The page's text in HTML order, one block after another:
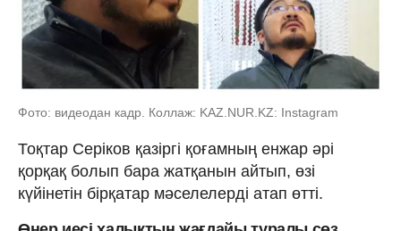
Фото: видеодан кадр. Коллаж: KAZ.NUR.KZ: Instagram
Тоқтар Серіков қазіргі қоғамның енжар әрі
қорқақ болып бара жатқанын айтып, өзі
күйінетін бірқатар мәселелерді атап өтті.